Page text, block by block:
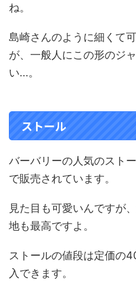
ね。
島崎さんのように細くて
が、一般人にこの形のジ
い...。
ストール
バーバリーの人気のスト
で販売されています。
見た目も可愛いんですが
地も最高ですよ。
ストールの値段は定価の
入できます。